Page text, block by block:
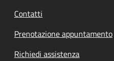
Contatti
Prenotazione appuntamento
Richiedi assistenza